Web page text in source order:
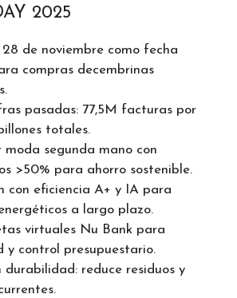
2025
de noviembre como fecha
compras decembrinas
pasadas: 77,5M facturas por
totales.
segunda mano con
>50% para ahorro sostenible.
con eficiencia A+ y IA para
a largo plazo.
virtuales Nu Bank para
y control presupuestario.
durabilidad: reduce residuos y